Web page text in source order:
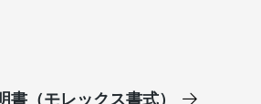
書（モレックス書式）